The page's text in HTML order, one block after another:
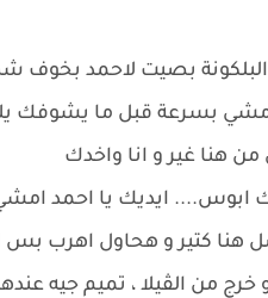
بصيت لاحمد بخوف
بسرعة قبل ما يشوفك
غير و انا واخدك
ابوس.... ايديك يا احمد
هنا كتير و هحاول اهرب
من الڤيلا ، تميم جيه